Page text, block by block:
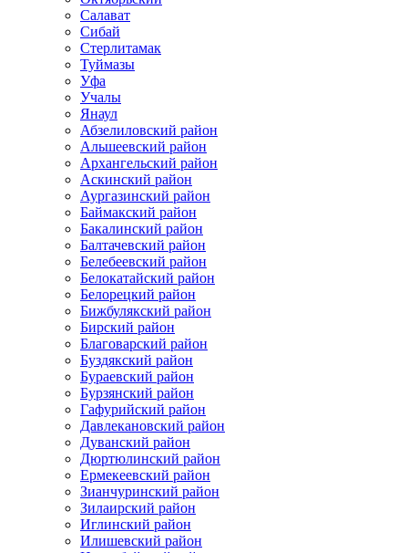
Салават
Сибай
Стерлитамак
Туймазы
Уфа
Учалы
Янаул
Абзелиловский район
Альшеевский район
Архангельский район
Аскинский район
Аургазинский район
Баймакский район
Бакалинский район
Балтачевский район
Белебеевский район
Белокатайский район
Белорецкий район
Бижбулякский район
Бирский район
Благоварский район
Буздякский район
Бураевский район
Бурзянский район
Гафурийский район
Давлекановский район
Дуванский район
Дюртюлинский район
Ермекеевский район
Зианчуринский район
Зилаирский район
Иглинский район
Илишевский район